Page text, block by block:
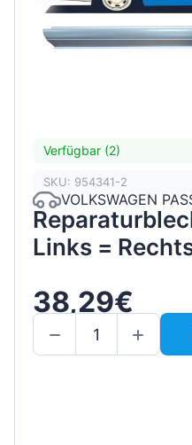
Verfügbar (2)
SKU: 954341-2
VOLKSWAGEN
Links =
38,29€